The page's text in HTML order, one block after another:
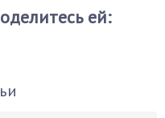
ей: